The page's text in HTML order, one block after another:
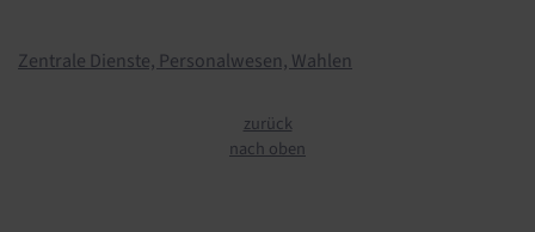
Zentrale Dienste, Personalwesen, Wahlen
zurück
nach oben